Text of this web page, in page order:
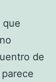
que
de